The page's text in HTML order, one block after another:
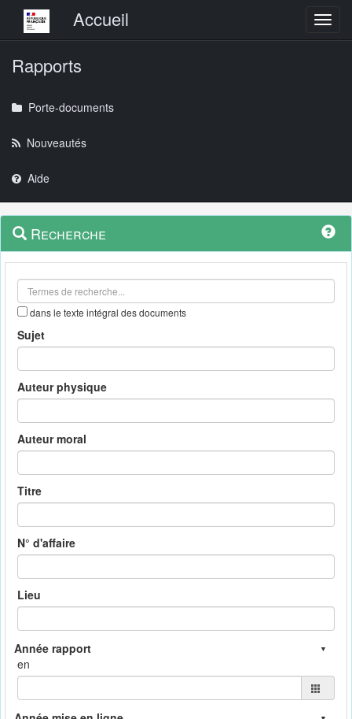
Menu principalAccueil
Rapports
Porte-documents
Nouveautés
Aide
Navigation
outils
Menu
contextuel
Recherche
dans le texte intégral des documents
Sujet
Auteur physique
Auteur moral
Titre
N° d'affaire
Lieu
en